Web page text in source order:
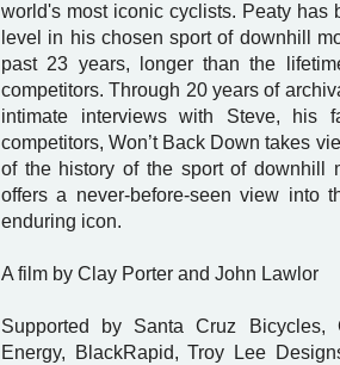
world's most iconic cyclists. Peaty has
level in his chosen sport of downhill
past 23 years, longer than the
competitors. Through 20 years of
intimate interviews with Steve, his
competitors, Won’t Back Down takes
of the history of the sport of downhill
offers a never-before-seen view into
enduring icon.
A film by Clay Porter and John Lawlor
Supported by Santa Cruz Bicycles,
Energy, BlackRapid, Troy Lee